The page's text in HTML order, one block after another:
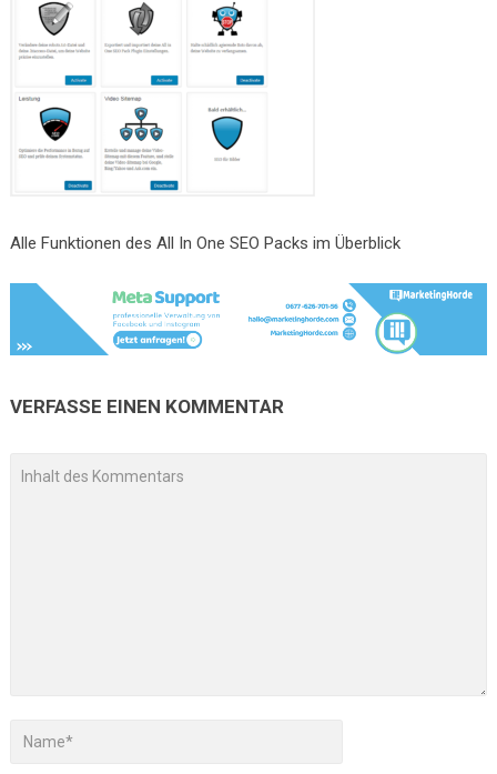
Alle Funktionen des All In One SEO Packs im Überblick
VERFASSE EINEN KOMMENTAR